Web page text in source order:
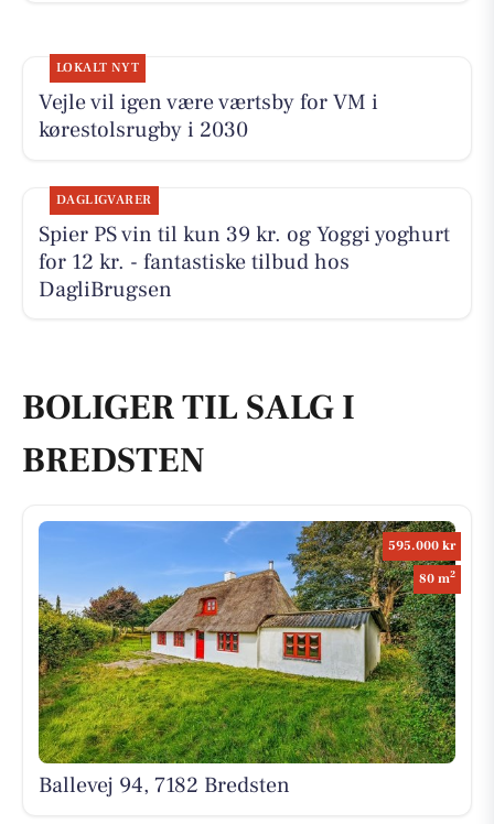
LOKALT NYT
Vejle vil igen være værtsby for VM i
kørestolsrugby i 2030
DAGLIGVARER
Spier PS vin til kun 39 kr. og Yoggi yoghurt
for 12 kr. - fantastiske tilbud hos
DagliBrugsen
BOLIGER TIL SALG I
BREDSTEN
595.000 kr
80 m2
Ballevej 94, 7182 Bredsten